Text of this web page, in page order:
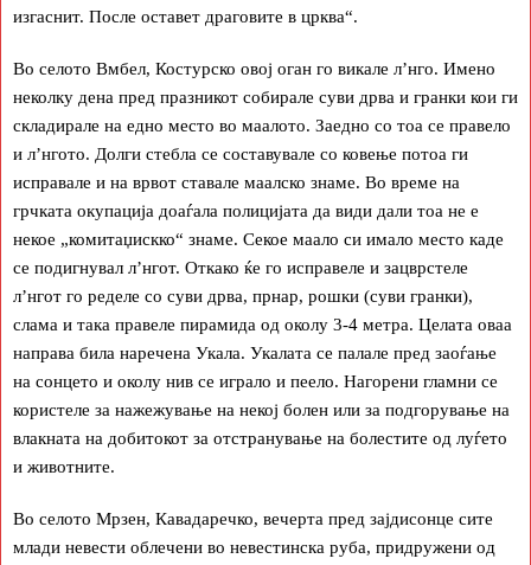
изгаснит. После оставет драговите в црква“.
Во селото Вмбел, Костурско овој оган го викале л’нго. Имено
неколку дена пред празникот собирале суви дрва и гранки кои ги
складирале на едно место во маалото. Заедно со тоа се правело
и л’нгото. Долги стебла се составувале со ковење потоа ги
исправале и на врвот ставале маалско знаме. Во време на
грчката окупација доаѓала полицијата да види дали тоа не е
некое „комитаџискко“ знаме. Секое маало си имало место каде
се подигнувал л’нгот. Откако ќе го исправеле и зацврстеле
л’нгот го ределе со суви дрва, прнар, рошки (суви гранки),
слама и така правеле пирамида од околу 3-4 метра. Целата оваа
направа била наречена Укала. Укалата се палале пред заоѓање
на сонцето и околу нив се играло и пеело. Нагорени гламни се
користеле за нажежување на некој болен или за подгорување на
влакната на добитокот за отстранување на болестите од луѓето
и животните.
Во селото Мрзен, Кавадаречко, вечерта пред зајдисонце сите
млади невести облечени во невестинска руба, придружени од